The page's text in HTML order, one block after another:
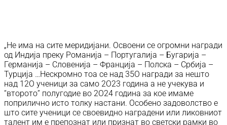
„Не има на сите меридијани. Освоени се огромни награди
од Индија преку Романија – Португалија – Бугарија –
Германија – Словенија – Франција – Полска – Србија –
Турција …Нескромно тоа се над 35О награди за нешто
над 12О ученици за само 2О23 година а не учекува и
“второто” полугодие во 2О24 година за кое имаме
поприлично исто толку настани. Особено задоволство е
што сите ученици се своевидно наградени или ликовниот
талент им е препознат или признат во светски рамки во